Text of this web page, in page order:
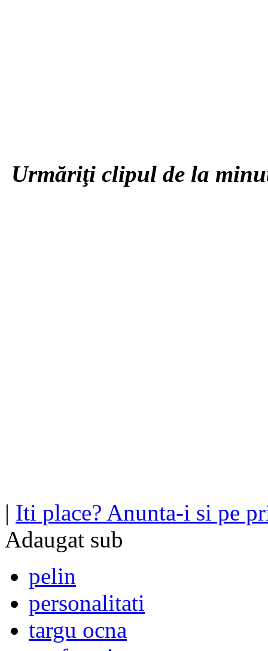
Urmăriţi clipul de la
| Iti place? Anunta-i si pe
Adaugat sub
pelin
personalitati
targu ocna